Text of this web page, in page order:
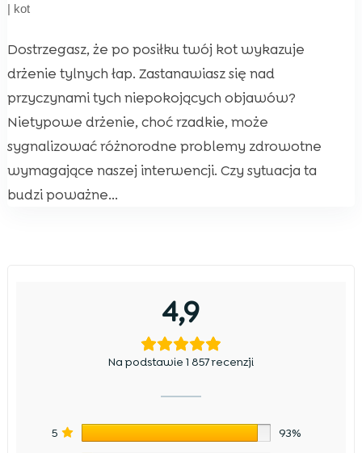
| kot
Dostrzegasz, że po posiłku twój kot wykazuje
drżenie tylnych łap. Zastanawiasz się nad
przyczynami tych niepokojących objawów?
Nietypowe drżenie, choć rzadkie, może
sygnalizować różnorodne problemy zdrowotne
wymagające naszej interwencji. Czy sytuacja ta
budzi poważne...
4,9
Na podstawie 1 857 recenzji
5 93%